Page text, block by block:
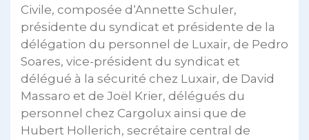
Civile, composée d‘Annette Schuler,
présidente du syndicat et présidente de la
délégation du personnel de Luxair, de Pedro
Soares, vice-président du syndicat et
délégué à la sécurité chez Luxair, de David
Massaro et de Joël Krier, délégués du
personnel chez Cargolux ainsi que de
Hubert Hollerich, secrétaire central de